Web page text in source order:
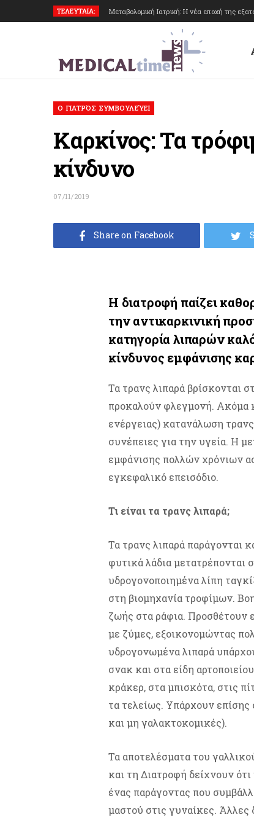
ΤΕΛΕΥΤΑΙΑ: Μεταβολομική Ιατρική: Η νέα εποχή της
O ΓΙΑΤΡΌΣ ΣΥΜΒΟΥΛΕΎΕΙ
Καρκίνος: Τα
κίνδυνο
07/11/2019
Share on Facebook
Η διατροφή παίζει
την αντικαρκινική
κατηγορία λιπαρών
κίνδυνος εμφάνισης
Τα τρανς λιπαρά βρίσκονται
προκαλούν φλεγμονή. Ακόμα
ενέργειας) κατανάλωση
συνέπειες για την υγεία. Η
εμφάνισης πολλών χρόνιων
εγκεφαλικό επεισόδιο.
Τι είναι τα τρανς λιπαρά;
Τα τρανς λιπαρά παράγονται
φυτικά λάδια
υδρογονοποιημένα λίπη
στη βιομηχανία τροφίμων.
ζωής στα ράφια. Προσθέτουν
με ζύμες, εξοικονομώντας
υδρογονωμένα λιπαρά
σνακ και στα είδη
κράκερ, στα μπισκότα, στις
τα τελείως. Υπάρχουν
και μη γαλακτοκομικές).
Τα αποτελέσματα του
και τη Διατροφή δείχνουν
ένας παράγοντας που
μαστού στις γυναίκες. Άλλες